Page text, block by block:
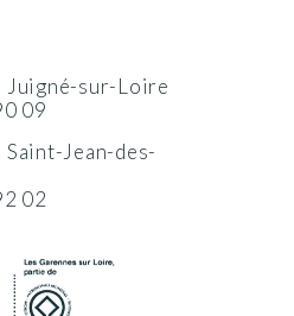
Juigné-sur-Loire
09
Jean-des-
02